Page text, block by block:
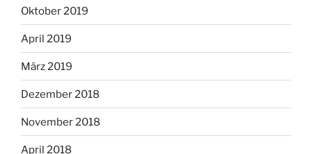
Oktober 2019
April 2019
März 2019
Dezember 2018
November 2018
April 2018